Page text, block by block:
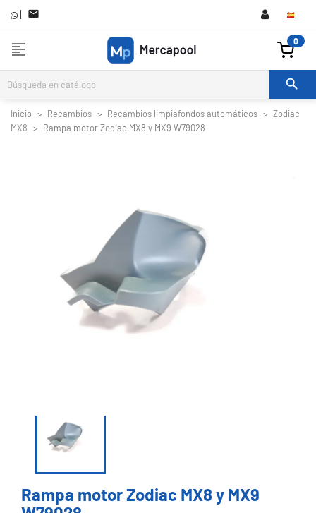
| 
format_align_left 0

Inicio Recambios Recambios limpiafondos automáticos
Zodiac
MX8
Rampa motor Zodiac MX8 y MX9 W79028
Rampa motor Zodiac MX8 y MX9